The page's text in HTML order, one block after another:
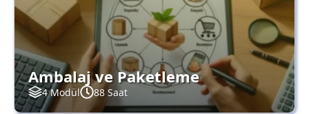
Ambalaj ve Paketleme
4 Modül 88 Saat